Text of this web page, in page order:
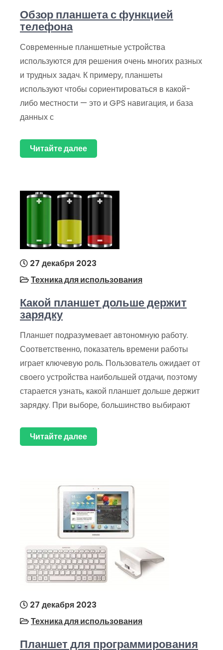
Обзор планшета с функцией
телефона
Современные планшетные устройства
используются для решения очень многих разных
и трудных задач. К примеру, планшеты
используют чтобы сориентироваться в какой-
либо местности — это и GPS навигация, и база
данных с
Читайте далее
27 декабря 2023
Техника для использования
Какой планшет дольше держит
зарядку
Планшет подразумевает автономную работу.
Соответственно, показатель времени работы
играет ключевую роль. Пользователь ожидает от
своего устройства наибольшей отдачи, поэтому
старается узнать, какой планшет дольше держит
зарядку. При выборе, большинство выбирают
Читайте далее
27 декабря 2023
Техника для использования
Планшет для программирования